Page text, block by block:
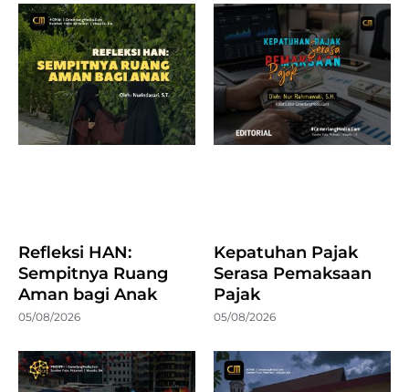
Refleksi HAN:
Sempitnya Ruang
Aman bagi Anak
05/08/2026
Kepatuhan Pajak
Serasa Pemaksaan
Pajak
05/08/2026